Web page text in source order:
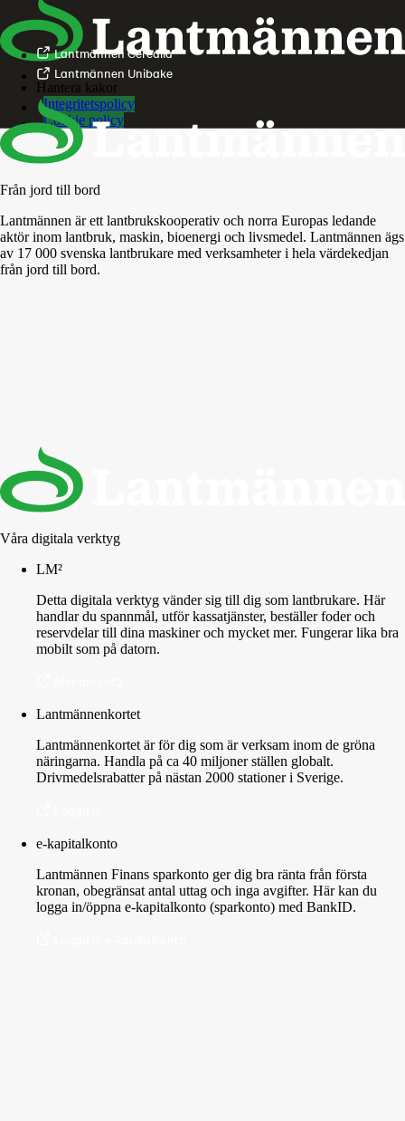
Lantmännen Cerealia
Lantmännen Unibake
Från jord till bord
Lantmännen är ett lantbrukskooperativ och norra Europas ledande
aktör inom lantbruk, maskin, bioenergi och livsmedel. Lantmännen ägs
av 17 000 svenska lantbrukare med verksamheter i hela värdekedjan
från jord till bord.
Våra digitala verktyg
LM²
Detta digitala verktyg vänder sig till dig som lantbrukare. Här
handlar du spannmål, utför kassatjänster, beställer foder och
reservdelar till dina maskiner och mycket mer. Fungerar lika bra
mobilt som på datorn.
Lantmännenkortet
Lantmännenkortet är för dig som är verksam inom de gröna
näringarna. Handla på ca 40 miljoner ställen globalt.
Drivmedelsrabatter på nästan 2000 stationer i Sverige.
e-kapitalkonto
Lantmännen Finans sparkonto ger dig bra ränta från första
kronan, obegränsat antal uttag och inga avgifter. Här kan du
logga in/öppna e-kapitalkonto (sparkonto) med BankID.
Hantera kakor
Integritetspolicy
Cookie policy